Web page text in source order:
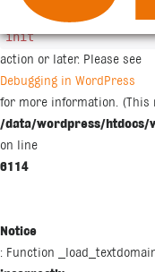
domain was triggered too
init
action or later. Please see
Debugging in WordPress
for more information. (This
/data/wordpress/htdocs/
on line
6114
Notice
: Function